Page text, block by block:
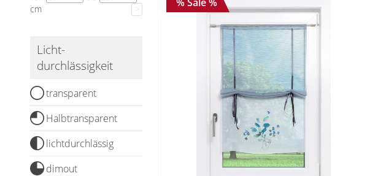
Tischdecke
Gardinenstange
Stoffe
Panneaux
cm
>
Licht­
durchlässigkeit
transparent
Halbtransparent
lichtdurchlässig
dimout